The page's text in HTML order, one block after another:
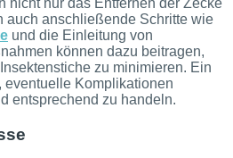
auch anschließende Schritte wie
und die Einleitung von
können dazu beitragen,
zu minimieren. Ein
eventuelle Komplikationen
entsprechend zu handeln.